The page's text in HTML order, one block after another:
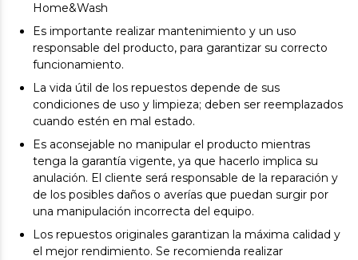
Home&Wash
Es importante realizar mantenimiento y un uso
responsable del producto, para garantizar su correcto
funcionamiento.
La vida útil de los repuestos depende de sus
condiciones de uso y limpieza; deben ser reemplazados
cuando estén en mal estado.
Es aconsejable no manipular el producto mientras
tenga la garantía vigente, ya que hacerlo implica su
anulación. El cliente será responsable de la reparación y
de los posibles daños o averías que puedan surgir por
una manipulación incorrecta del equipo.
Los repuestos originales garantizan la máxima calidad y
el mejor rendimiento. Se recomienda realizar